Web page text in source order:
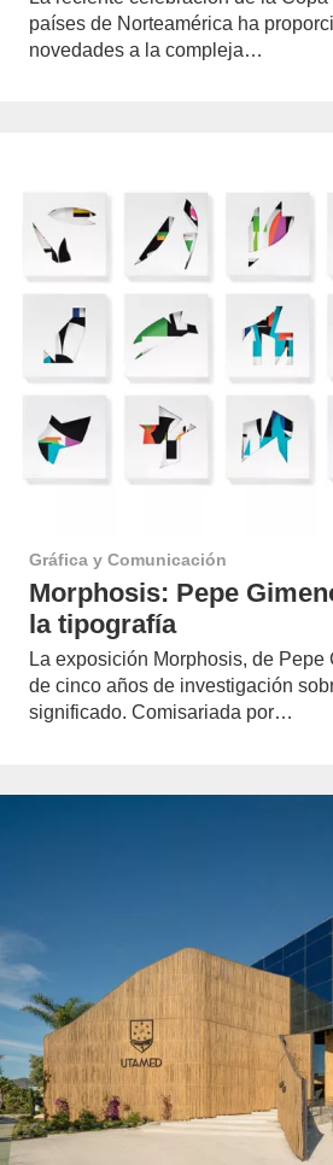
países de Norteamérica ha
novedades a la compleja…
Gráfica y Comunicación
Morphosis: Pepe
la tipografía
La exposición Morphosis, de Pepe
de cinco años de investigación
significado. Comisariada por…